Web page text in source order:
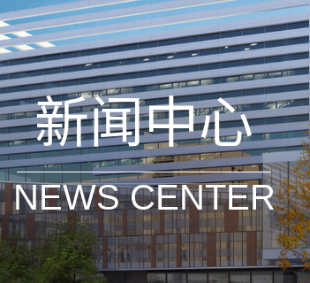
新闻中心
NEWS CENTER